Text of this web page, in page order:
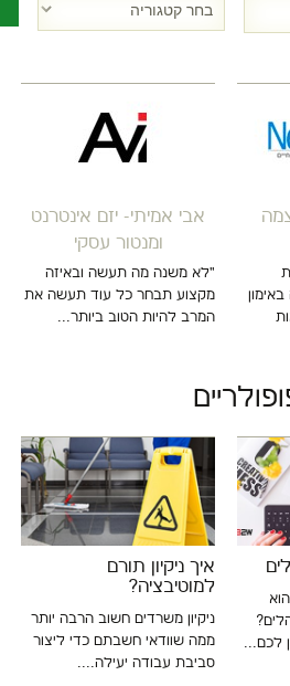
אבי אמיתי- יזם אינטרנט
ומנטור עסקי
"לא משנה מה תעשה ובאיזה
מקצוע תבחר כל עוד תעשה את
המרב להיות הטוב ביותר...
איך ניקיון תורם
למוטיבציה?
ניקיון משרדים חשוב הרבה יותר
ממה שוודאי חשבתם כדי ליצור
סביבת עבודה יעילה....
לכם...